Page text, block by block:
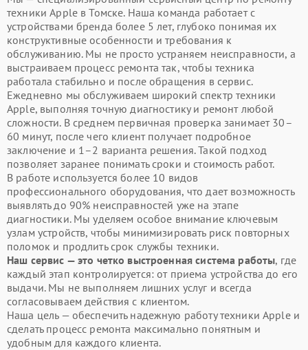
техники Apple в Томске. Наша команда работает с
устройствами бренда более 5 лет, глубоко понимая их
конструктивные особенности и требования к
обслуживанию. Мы не просто устраняем неисправности, а
выстраиваем процесс ремонта так, чтобы техника
работала стабильно и после обращения в сервис.
Ежедневно мы обслуживаем широкий спектр техники
Apple, выполняя точную диагностику и ремонт любой
сложности. В среднем первичная проверка занимает 30–
60 минут, после чего клиент получает подробное
заключение и 1–2 варианта решения. Такой подход
позволяет заранее понимать сроки и стоимость работ.
В работе используется более 10 видов
профессионального оборудования, что дает возможность
выявлять до 90% неисправностей уже на этапе
диагностики. Мы уделяем особое внимание ключевым
узлам устройств, чтобы минимизировать риск повторных
поломок и продлить срок службы техники.
Наш сервис — это четко выстроенная система работы, где
каждый этап контролируется: от приема устройства до его
выдачи. Мы не выполняем лишних услуг и всегда
согласовываем действия с клиентом.
Наша цель — обеспечить надежную работу техники Apple и
сделать процесс ремонта максимально понятным и
удобным для каждого клиента.